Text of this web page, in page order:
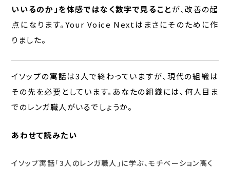
いいるのか」を体感ではなく数字で見ることが、改善の起
点になります。Your Voice Nextはまさにそのために作
りました。
イソップの寓話は3人で終わっていますが、現代の組織は
その先を必要としています。あなたの組織には、何人目ま
でのレンガ職人がいるでしょうか。
あわせて読みたい
イソップ寓話「3人のレンガ職人」に学ぶ、モチベーション高く